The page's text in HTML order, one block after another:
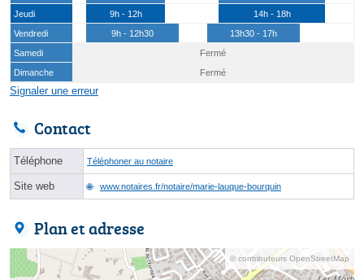
Jeudi
9h - 12h
14h - 18h
Vendredi
9h - 12h30
13h30 - 17h
Samedi
Fermé
Dimanche
Fermé
Signaler une erreur
Contact
Téléphone Téléphoner au notaire
Site web www.notaires.fr/notaire/marie-lauque-bourquin
Plan et adresse
© contributeurs OpenStreetMap